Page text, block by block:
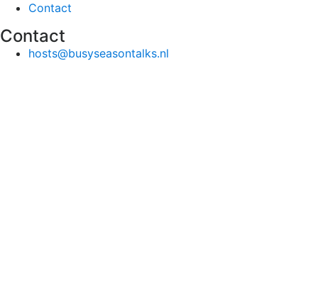
Contact
Contact
hosts@busyseasontalks.nl